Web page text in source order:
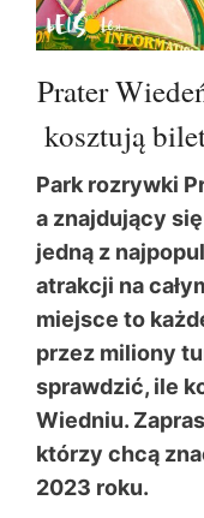
Prater
kosztują
Park rozrywki
a znajdujący
jedną z
atrakcji na
miejsce to
przez miliony
sprawdzić, ile
Wiedniu.
którzy chcą
2023 roku.